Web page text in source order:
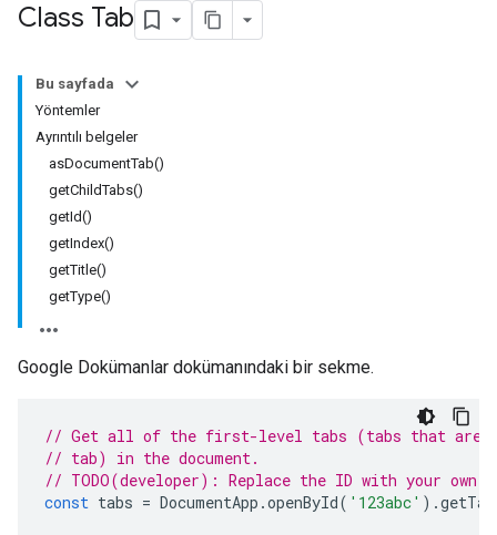
Class Tab
Bu sayfada
Yöntemler
Ayrıntılı belgeler
asDocumentTab()
getChildTabs()
getId()
getIndex()
getTitle()
getType()
Google Dokümanlar dokümanındaki bir sekme.
// Get all of the first-level tabs (tabs that are
// tab) in the document.
// TODO(developer): Replace the ID with your own.
const tabs = DocumentApp .openById( '123abc' ).